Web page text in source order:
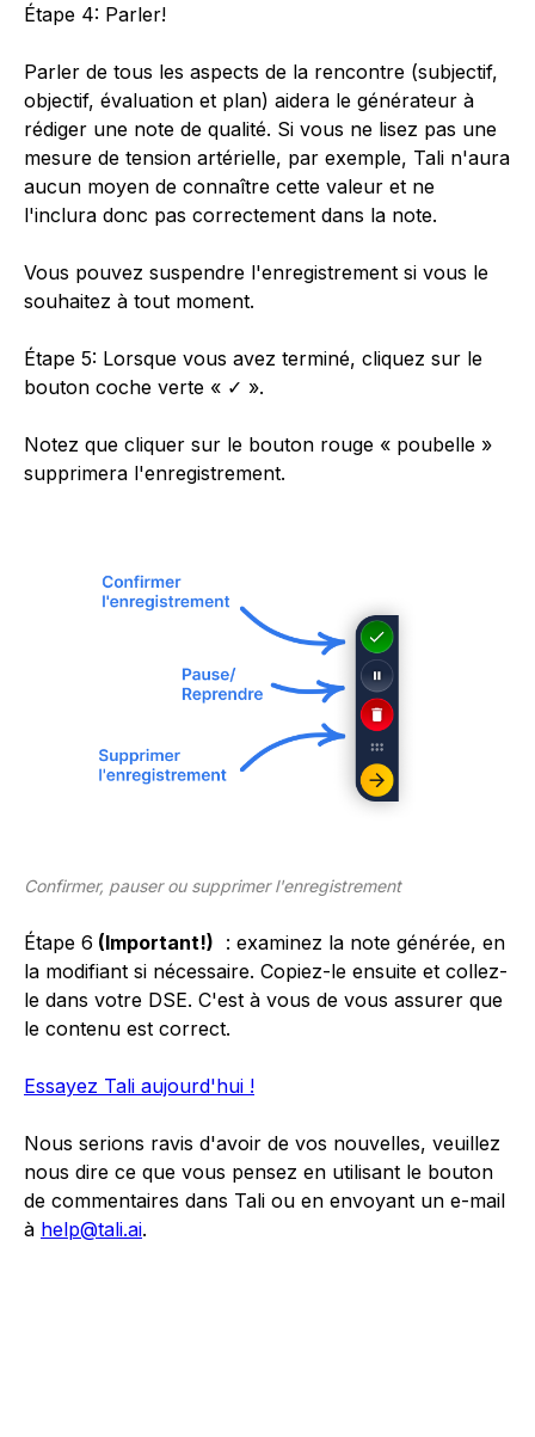
Étape 4: Parler!
Parler de tous les aspects de la rencontre (subjectif,
objectif, évaluation et plan) aidera le générateur à
rédiger une note de qualité. Si vous ne lisez pas une
mesure de tension artérielle, par exemple, Tali n'aura
aucun moyen de connaître cette valeur et ne
l'inclura donc pas correctement dans la note.
Vous pouvez suspendre l'enregistrement si vous le
souhaitez à tout moment.
Étape 5: Lorsque vous avez terminé, cliquez sur le
bouton coche verte « ✓ ».
Notez que cliquer sur le bouton rouge « poubelle »
supprimera l'enregistrement.
Confirmer, pauser ou supprimer l'enregistrement
Étape 6 (Important!) : examinez la note générée, en
la modifiant si nécessaire. Copiez-le ensuite et collez-
le dans votre DSE. C'est à vous de vous assurer que
le contenu est correct.
Essayez Tali aujourd'hui !
Nous serions ravis d'avoir de vos nouvelles, veuillez
nous dire ce que vous pensez en utilisant le bouton
de commentaires dans Tali ou en envoyant un e-mail
à help@tali.ai.